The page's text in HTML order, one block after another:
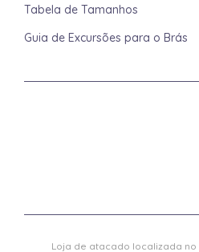
Tabela de Tamanhos
Guia de Excursões para o Brás
Loja de atacado localizada